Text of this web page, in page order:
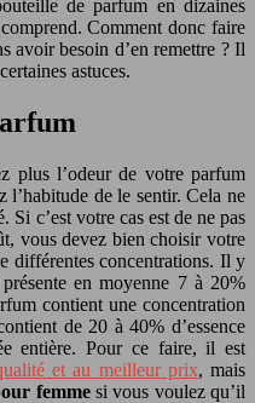
de parfum en dizaines
Comment donc faire
avoir besoin d’en remettre ? Il
astuces.
plus l’odeur de votre parfum
l’habitude de le sentir. Cela ne
c’est votre cas est de ne pas
vous devez bien choisir votre
différentes concentrations. Il y
en moyenne 7 à 20%
contient une concentration
de 20 à 40% d’essence
entière. Pour ce faire, il est
et au meilleur prix, mais
femmesi vous voulez qu’il